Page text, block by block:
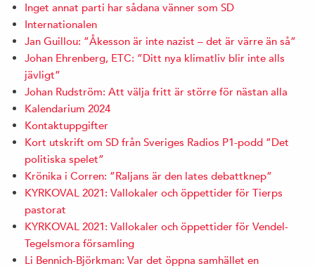
Inget annat parti har sådana vänner som SD
Internationalen
Jan Guillou: ”Åkesson är inte nazist – det är värre än så”
Johan Ehrenberg, ETC: ”Ditt nya klimatliv blir inte alls
jävligt”
Johan Rudström: Att välja fritt är större för nästan alla
Kalendarium 2024
Kontaktuppgifter
Kort utskrift om SD från Sveriges Radios P1-podd ”Det
politiska spelet”
Krönika i Corren: ”Raljans är den lates debattknep”
KYRKOVAL 2021: Vallokaler och öppettider för Tierps
pastorat
KYRKOVAL 2021: Vallokaler och öppettider för Vendel-
Tegelsmora församling
Li Bennich-Björkman: Var det öppna samhället en